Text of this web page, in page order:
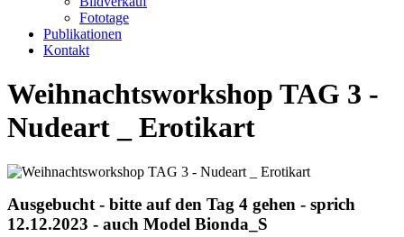
Fototage
Publikationen
Kontakt
Weihnachtsworkshop TAG 3 -
Nudeart _ Erotikart
Ausgebucht - bitte auf den Tag 4 gehen - sprich
12.12.2023 - auch Model Bionda_S